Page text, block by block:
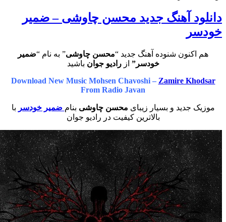
آهنگ جدید محسن چاوشی – ضمیر
شنوده آهنگ جدید “محسن چاوشی” به نام “ضمیر
ازرادیو جوان باشید
Download New Music Mohsen Chavoshi –Zamire
From Radio Javan
جدید و بسیار زیبایمحسن چاوشیبنامضمیر خودسربا
بالاترین کیفیت در رادیو جوان